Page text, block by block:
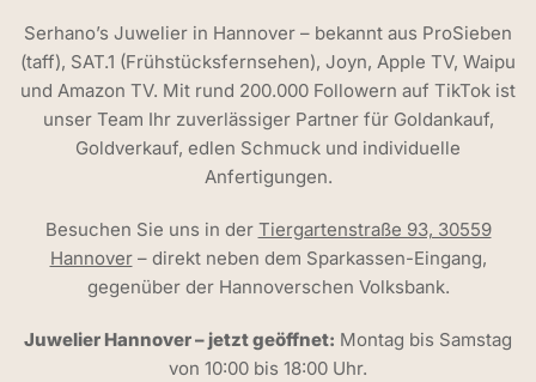
Serhano’s Juwelier in Hannover – bekannt aus ProSieben
(taff), SAT.1 (Frühstücksfernsehen), Joyn, Apple TV, Waipu
und Amazon TV. Mit rund 200.000 Followern auf TikTok ist
unser Team Ihr zuverlässiger Partner für Goldankauf,
Goldverkauf, edlen Schmuck und individuelle
Anfertigungen.
Besuchen Sie uns in der Tiergartenstraße 93, 30559
Hannover– direkt neben dem Sparkassen-Eingang,
gegenüber der Hannoverschen Volksbank.
Juwelier Hannover – jetzt geöffnet: Montag bis Samstag
von 10:00 bis 18:00 Uhr.